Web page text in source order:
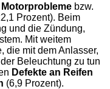
Motorprobleme bzw.
Prozent). Beim
und die Zündung,
Mit weitem
die mit dem Anlasser,
Beleuchtung zu tun
Defekte an Reifen
(6,9 Prozent).